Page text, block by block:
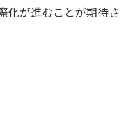
化が進むことが期待さ